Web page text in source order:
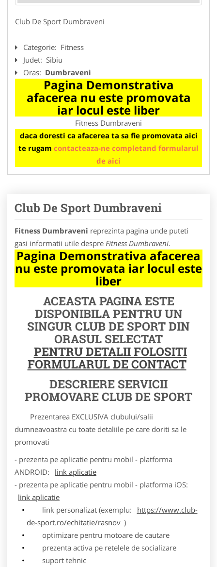
Club De Sport Dumbraveni
Categorie: Fitness
Judet: Sibiu
Oras: Dumbraveni
Pagina Demonstrativa
afacerea nu este promovata
iar locul este liber
Fitness Dumbraveni
daca doresti ca afacerea ta sa fie promovata aici
te rugam contacteaza-ne completand formularul
de aici
Club De Sport Dumbraveni
Fitness Dumbraveni reprezinta pagina unde puteti
gasi informatii utile despre Fitness Dumbraveni.
Pagina Demonstrativa afacerea
nu este promovata iar locul este
liber
ACEASTA PAGINA ESTE
DISPONIBILA PENTRU UN
SINGUR CLUB DE SPORT DIN
ORASUL SELECTAT
PENTRU DETALII FOLOSITI
FORMULARUL DE CONTACT
DESCRIERE SERVICII
PROMOVARE CLUB DE SPORT
Prezentarea EXCLUSIVA clubului/salii
dumneavoastra cu toate detaliile pe care doriti sa le
promovati
- prezenta pe aplicatie pentru mobil - platforma
ANDROID:
link aplicatie
- prezenta pe aplicatie pentru mobil - platforma iOS:
link aplicatie
link personalizat (exemplu:
https://www.club-
de-sport.ro/echitatie/rasnov )
optimizare pentru motoare de cautare
prezenta activa pe retelele de socializare
suport tehnic